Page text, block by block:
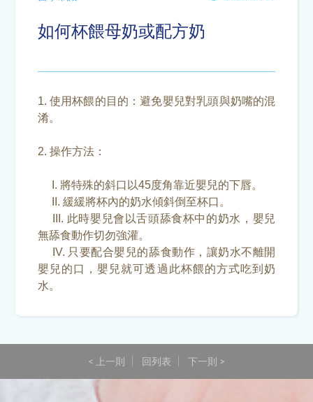
如何杯餵母奶或配方奶
1. 使用杯餵的目的：避免嬰兒對乳頭與奶嘴的混
淆。
2. 操作方法：
I. 將特殊的斜口以45度角靠近嬰兒的下唇。
II. 緩緩將杯內的奶水傾斜倒至杯口。
III. 此時嬰兒會以舌頭舔食杯中的奶水，嬰兒
無舔食動作切勿強灌。
IV. 只要配合嬰兒的舔食動作，讓奶水不離開
嬰兒的口，嬰兒就可透過此杯餵的方式吃到奶
水。
< 上一則 回列表 下一則 >